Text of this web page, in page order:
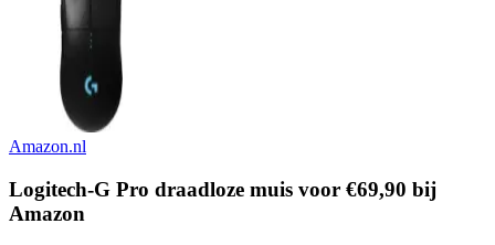
Amazon.nl
Logitech-G Pro draadloze muis voor €69,90 bij
Amazon